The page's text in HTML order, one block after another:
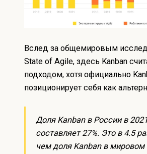
Вслед за общемировым
State of Agile, здесь Kanban
подходом, хотя официально
позиционирует себя как
Доля Kanban в России в
составляет 27%. Это в 4.5
чем доля Kanban в мировом